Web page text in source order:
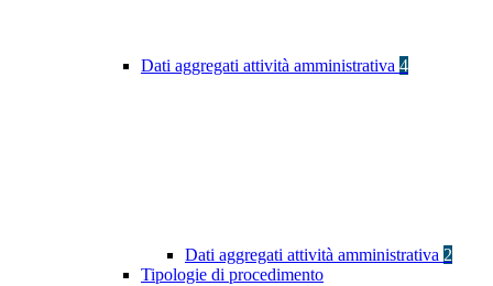
Dati aggregati attività amministrativa 4
Dati aggregati attività amministrativa 2
Tipologie di procedimento